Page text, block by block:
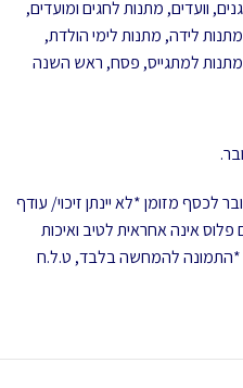
גנים, וועדים, מתנות לחגים ומועדים,
מתנות לידה, מתנות לימי הולדת,
מתנות למתגייס, פסח, ראש השנה
לכסף מזומן *לא יינתן זיכוי/ עודף
אינה אחראית לטיב ואיכות
*התמונה להמחשה בלבד, ט.ל.ח